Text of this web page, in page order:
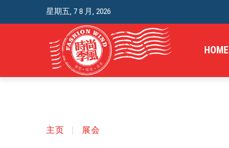
星期五, 7 8 月, 2026
HOME
主页 展会